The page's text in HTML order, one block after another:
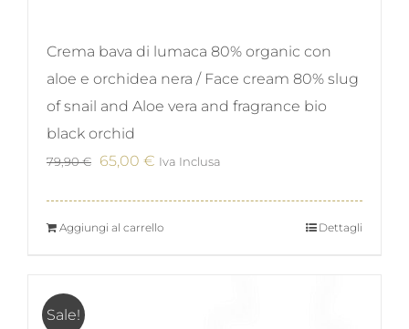
Crema bava di lumaca 80% organic con
aloe e orchidea nera / Face cream 80% slug
of snail and Aloe vera and fragrance bio
black orchid
79,90€
Il
era:
65,00 € IlIva Inclusa
Aggiungi al carrello Dettagli
Sale!